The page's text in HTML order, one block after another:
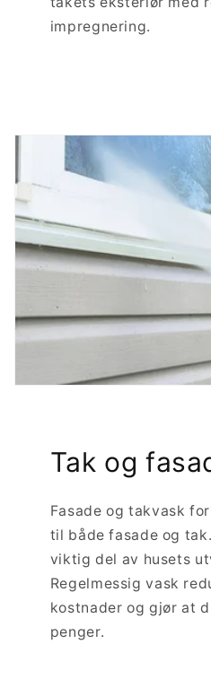
impregnering.
Tak og
Fasade og takvask
til både fasade og
viktig del av husets
Regelmessig vask
kostnader og gjør at
penger.